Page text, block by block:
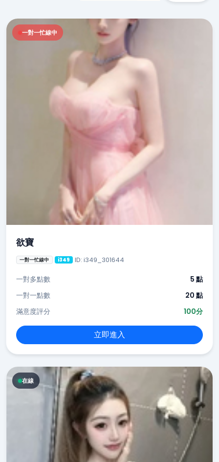
一對一忙線中
欲寶
一對一忙線中 i349 ID: i349_301644
一對多點數
5 點
一對一點數
20 點
滿意度評分
100分
立即進入
在線